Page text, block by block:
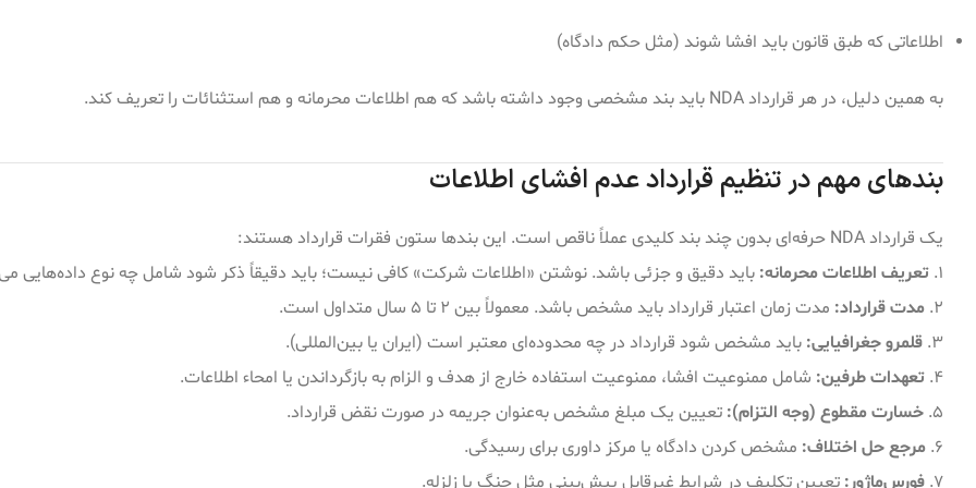
اطلاعاتی که طبق قانون باید افشا شوند (مثل حکم دادگاه)
به همین دلیل، در هر قرارداد NDA باید بند مشخصی وجود داشته باشد که هم اطلاعات محرمانه و هم استثنائات را تعریف کند.
بندهای مهم در تنظیم قرارداد عدم افشای اطلاعات
یک قرارداد NDA حرفه‌ای بدون چند بند کلیدی عملاً ناقص است. این بندها ستون فقرات قرارداد هستند:
۱. تعریف اطلاعات محرمانه: باید دقیق و جزئی باشد. نوشتن «اطلاعات شرکت» کافی نیست؛ باید دقیقاً ذکر شود شامل چه نوع داده‌هایی
۲. مدت قرارداد: مدت زمان اعتبار قرارداد باید مشخص باشد. معمولاً بین ۲ تا ۵ سال متداول است.
۳. قلمرو جغرافیایی: باید مشخص شود قرارداد در چه محدوده‌ای معتبر است (ایران یا بین‌المللی).
۴. تعهدات طرفین: شامل ممنوعیت افشا، ممنوعیت استفاده خارج از هدف و الزام به بازگرداندن یا امحاء اطلاعات.
۵. خسارت مقطوع (وجه التزام): تعیین یک مبلغ مشخص به‌عنوان جریمه در صورت نقض قرارداد.
۶. مرجع حل اختلاف: مشخص کردن دادگاه یا مرکز داوری برای رسیدگی.
۷. فورس‌ماژور: تعیین تکلیف در شرایط غیرقابل پیش‌بینی مثل جنگ یا زلزله.